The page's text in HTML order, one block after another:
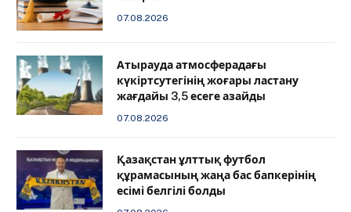
07.08.2026
Атырауда атмосферадағы
күкіртсутегінің жоғары ластану
жағдайы 3,5 есеге азайды
07.08.2026
Қазақстан ұлттық футбол
құрамасының жаңа бас бапкерінің
есімі белгілі болды